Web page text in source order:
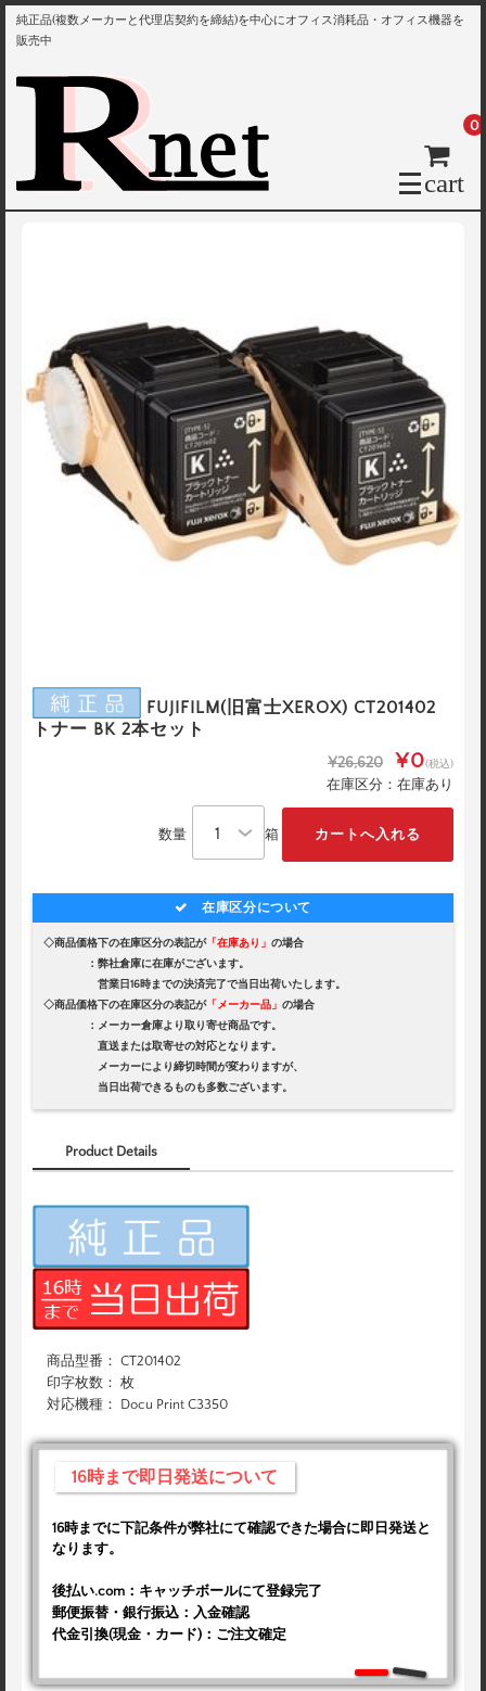
純正品(複数メーカーと代理店契約を締結)を中心にオフィス消耗品・オフィス機器を
販売中
cart
0
FUJIFILM(旧富士XEROX) CT201402
トナー BK 2本セット
¥26,620 ¥0(税込)
在庫区分：在庫あり
数量 箱
在庫区分について
◇商品価格下の在庫区分の表記が「在庫あり」 の場合
：弊社倉庫に在庫がございます。
営業日16時までの決済完了で当日出荷いたします。
◇商品価格下の在庫区分の表記が「メーカー品」 の場合
：メーカー倉庫より取り寄せ商品です。
直送または取寄せの対応となります。
メーカーにより締切時間が変わりますが、
当日出荷できるものも多数ございます。
Product Details
商品型番： CT201402
印字枚数： 枚
対応機種： Docu Print C3350
16時まで即日発送について
16時までに下記条件が弊社にて確認できた場合に即日発送と
なります。
後払い.com：キャッチボールにて登録完了
郵便振替・銀行振込：入金確認
代金引換(現金・カード)：ご注文確定